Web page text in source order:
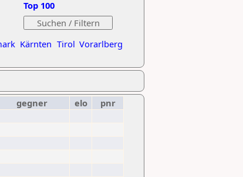
Kärnten Tirol Vorarlberg
Top 100
gegner elo
pnr